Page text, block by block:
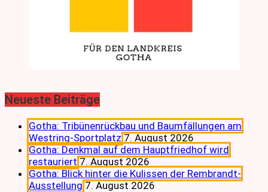
Neueste Beiträge
Gotha: Tribünenrückbau und Baumfällungen am
Westring-Sportplatz 7. August 2026
Gotha: Denkmal auf dem Hauptfriedhof wird
restauriert 7. August 2026
Gotha: Blick hinter die Kulissen der Rembrandt-
Ausstellung 7. August 2026